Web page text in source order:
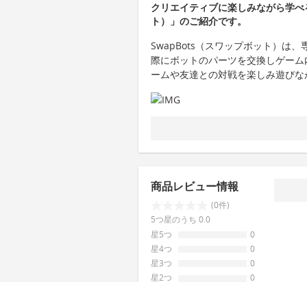
クリエイティブに楽しみながら学
ト）」のご紹介です。
SwapBots（スワップボット）は、
際にボットのパーツを交換しゲー
ームや友達との対戦を楽しみ遊びな
商品レビュー情報
(0件)
5つ星のうち 0.0
星5つ
0
星4つ
0
星3つ
0
星2つ
0